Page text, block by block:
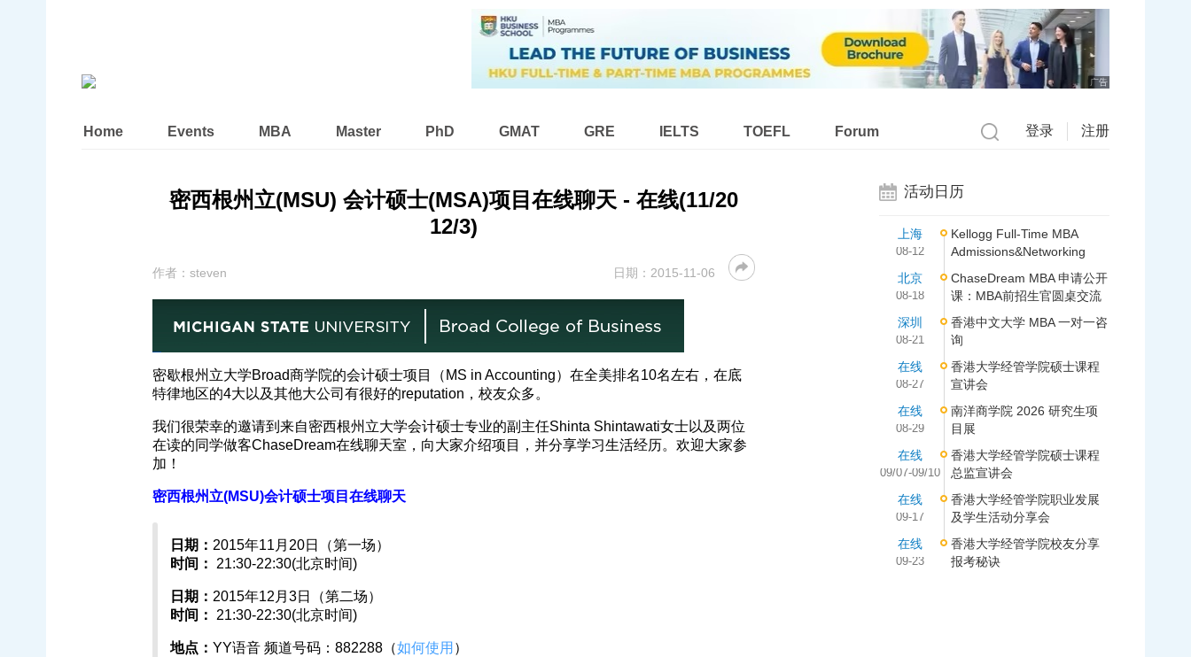
广告
Home Events MBA Master PhD GMAT GRE IELTS TOEFL Forum 登录 注册
密西根州立(MSU) 会计硕士(MSA)项目在线聊天 - 在线(11/20
12/3)
作者： steven 日期： 2015-11-06
密歇根州立大学Broad商学院的会计硕士项目（MS in Accounting）在全美排名10名左右，在底
特律地区的4大以及其他大公司有很好的reputation，校友众多。
我们很荣幸的邀请到来自密西根州立大学会计硕士专业的副主任Shinta Shintawati女士以及两位
在读的同学做客ChaseDream在线聊天室，向大家介绍项目，并分享学习生活经历。欢迎大家参
加！
密西根州立(MSU)会计硕士项目在线聊天
日期： 2015年11月20日（第一场）
时间：
21:30-22:30(北京时间)
日期： 2015年12月3日（第二场）
时间：
21:30-22:30(北京时间)
地点： YY语音 频道号码：882288（如何使用 ）
活动日历
上海
08-12
Kellogg Full-Time MBA
Admissions&Networking
北京
08-18
ChaseDream MBA 申请公开
课：MBA前招生官圆桌交流
深圳
08-21
香港中文大学 MBA 一对一咨
询
在线
08-27
香港大学经管学院硕士课程
宣讲会
在线
08-29
南洋商学院 2026 研究生项
目展
在线
09/07-09/10
香港大学经管学院硕士课程
总监宣讲会
在线
09-17
香港大学经管学院职业发展
及学生活动分享会
在线
09-23
香港大学经管学院校友分享
报考秘诀